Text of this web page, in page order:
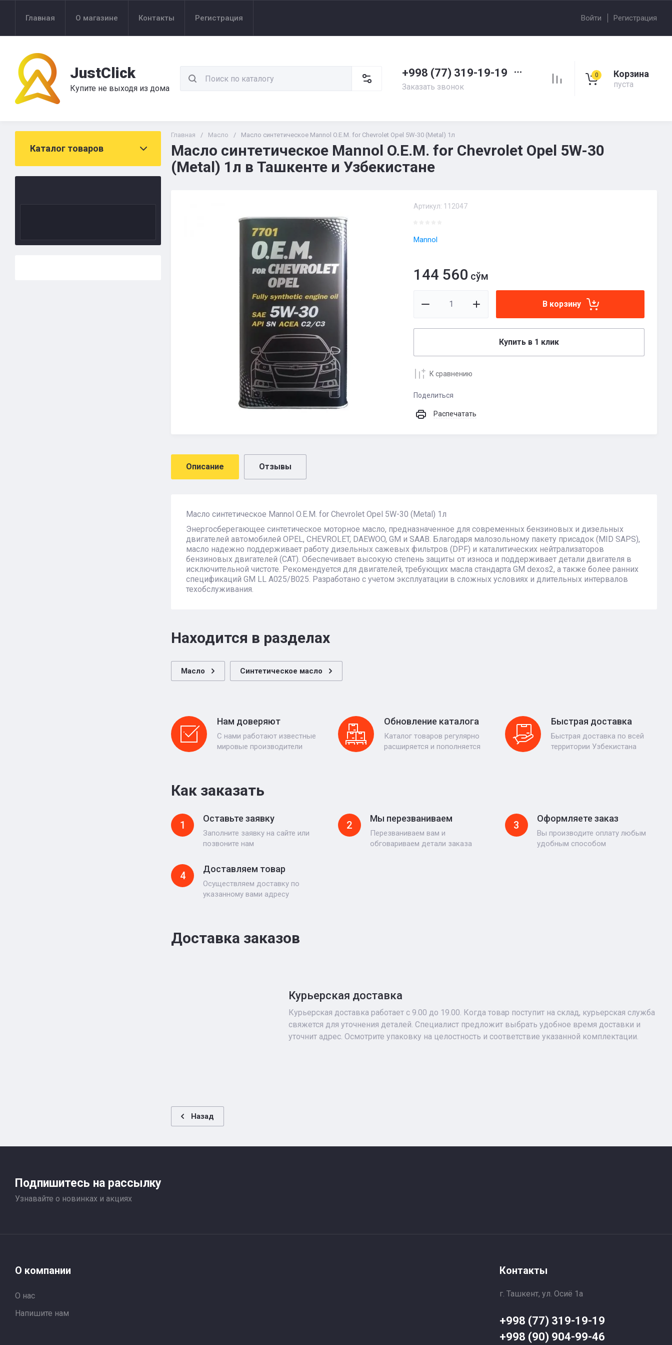
Главная О магазине Контакты Регистрация Войти Регистрация
JustClick
Купите не выходя из дома
+998 (77) 319-19-19
Заказать звонок
0 Корзина
пуста
Каталог товаров
Главная / Масло / Масло синтетическое Mannol O.E.M. for Chevrolet Opel 5W-30 (Metal) 1л
Масло синтетическое Mannol O.E.M. for Chevrolet Opel 5W-30
(Metal) 1л в Ташкенте и Узбекистане
Артикул: 112047
Mannol
144 560 сўм
В корзину
Купить в 1 клик
К сравнению
Поделиться
Распечатать
Описание Отзывы
Масло синтетическое Mannol O.E.M. for Chevrolet Opel 5W-30 (Metal) 1л
Энергосберегающее синтетическое моторное масло, предназначенное для современных бензиновых и дизельных
двигателей автомобилей OPEL, CHEVROLET, DAEWOO, GM и SAAB. Благодаря малозольному пакету присадок (MID SAPS),
масло надежно поддерживает работу дизельных сажевых фильтров (DPF) и каталитических нейтрализаторов
бензиновых двигателей (CAT). Обеспечивает высокую степень защиты от износа и поддерживает детали двигателя в
исключительной чистоте. Рекомендуется для двигателей, требующих масла стандарта GM dexos2, а также более ранних
спецификаций GM LL A025/B025. Разработано с учетом эксплуатации в сложных условиях и длительных интервалов
техобслуживания.
Находится в разделах
Масло Синтетическое масло
Нам доверяют
С нами работают известные
мировые производители
Обновление каталога
Каталог товаров регулярно
расширяется и пополняется
Быстрая доставка
Быстрая доставка по всей
территории Узбекистана
Как заказать
1
Оставьте заявку
Заполните заявку на сайте или
позвоните нам
2
Мы перезваниваем
Перезваниваем вам и
обговариваем детали заказа
3
Оформляете заказ
Вы производите оплату любым
удобным способом
4
Доставляем товар
Осуществляем доставку по
указанному вами адресу
Доставка заказов
Курьерская доставка
Курьерская доставка работает с 9.00 до 19.00. Когда товар поступит на склад, курьерская служба
свяжется для уточнения деталей. Специалист предложит выбрать удобное время доставки и
уточнит адрес. Осмотрите упаковку на целостность и соответствие указанной комплектации.
Назад
Подпишитесь на рассылку
Узнавайте о новинках и акциях
О компании
О нас
Напишите нам
Контакты
г. Ташкент, ул. Осиё 1a
+998 (77) 319-19-19
+998 (90) 904-99-46